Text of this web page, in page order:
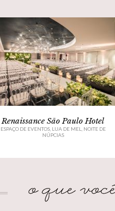
Renaissance São Paulo Hotel
ESPAÇO DE EVENTOS, LUA DE MEL, NOITE DE
NÚPCIAS